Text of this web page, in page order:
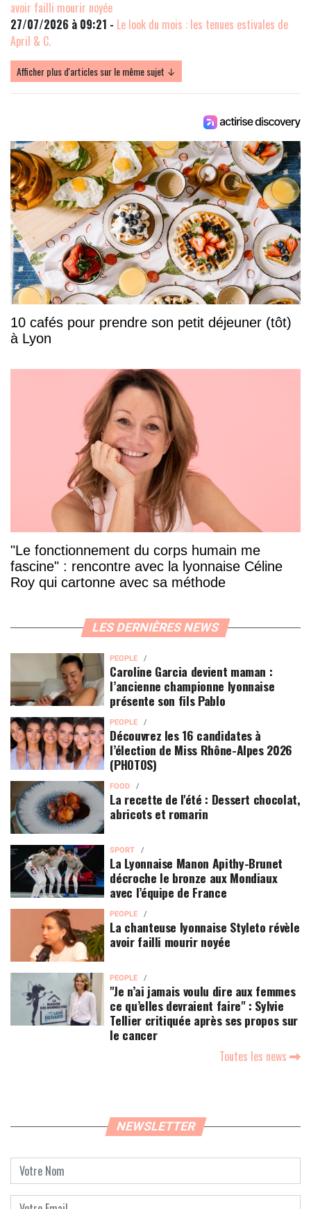
avoir failli mourir noyée
27/07/2026 à 09:21 - Le look du mois : les tenues estivales de
April & C.
Afficher plus d'articles sur le même sujet ↓
10 cafés pour prendre son petit déjeuner (tôt)
à Lyon
"Le fonctionnement du corps humain me
fascine" : rencontre avec la lyonnaise Céline
Roy qui cartonne avec sa méthode
LES DERNIÈRES NEWS
PEOPLE
Caroline Garcia devient maman :
l’ancienne championne lyonnaise
présente son fils Pablo
PEOPLE
Découvrez les 16 candidates à
l’élection de Miss Rhône-Alpes 2026
(PHOTOS)
FOOD
La recette de l'été : Dessert chocolat,
abricots et romarin
SPORT
La Lyonnaise Manon Apithy-Brunet
décroche le bronze aux Mondiaux
avec l’équipe de France
PEOPLE
La chanteuse lyonnaise Styleto révèle
avoir failli mourir noyée
PEOPLE
"Je n’ai jamais voulu dire aux femmes
ce qu’elles devraient faire" : Sylvie
Tellier critiquée après ses propos sur
le cancer
Toutes les news
NEWSLETTER